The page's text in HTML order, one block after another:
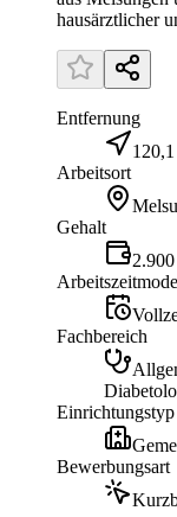
hausärztlicher
Entfernung
Arbeitsort
Gehalt
Fachbereich
Einrichtungstyp
Bewerbungsart